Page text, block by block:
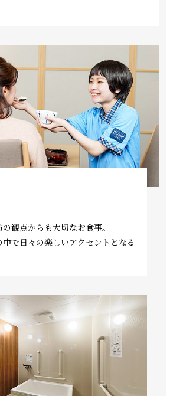
観点からも大切なお食事。
で日々の楽しいアクセントとなる